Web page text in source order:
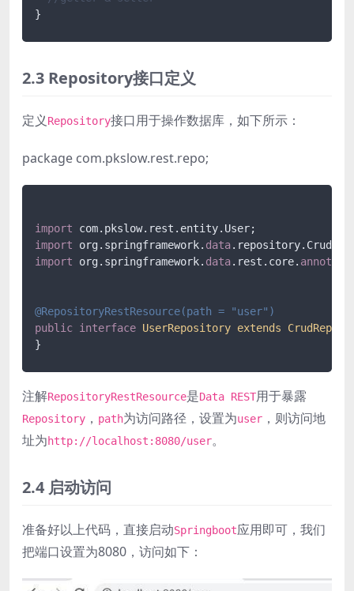
}
2.3 Repository接口定义
定义 Repository接口用于操作数据库，如下所示：
package com.pkslow.rest.repo;
import
import org.springframework. data
import org.springframework. data.rest.core.
@RepositoryRestResource(path = "user" )
public interface UserRepository extends
}
注解RepositoryRestResource是Data REST用于暴露
Repository ， path为访问路径，设置为user ，则访问地
址为http://localhost:8080/user。
2.4 启动访问
准备好以上代码，直接启动Springboot应用即可，我们
把端口设置为8080，访问如下：